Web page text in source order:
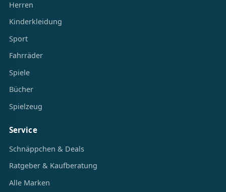
Herren
Kinderkleidung
Sport
Fahrräder
Spiele
Bücher
Spielzeug
Service
Schnäppchen & Deals
Ratgeber & Kaufberatung
Alle Marken